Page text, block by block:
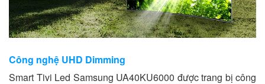
Công nghệ UHD Dimming
Smart Tivi Led Samsung UA40KU6000 được trang bị công